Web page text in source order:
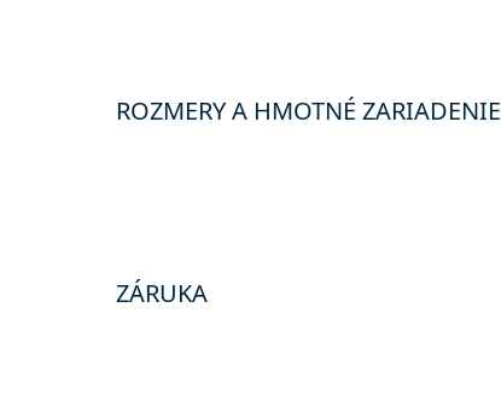
ROZMERY A HMOTNÉ ZARIADENIE
ZÁRUKA